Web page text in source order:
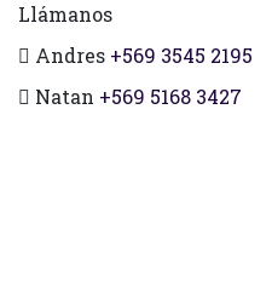
Llámanos
Andres +569 3545 2195
Natan +569 5168 3427